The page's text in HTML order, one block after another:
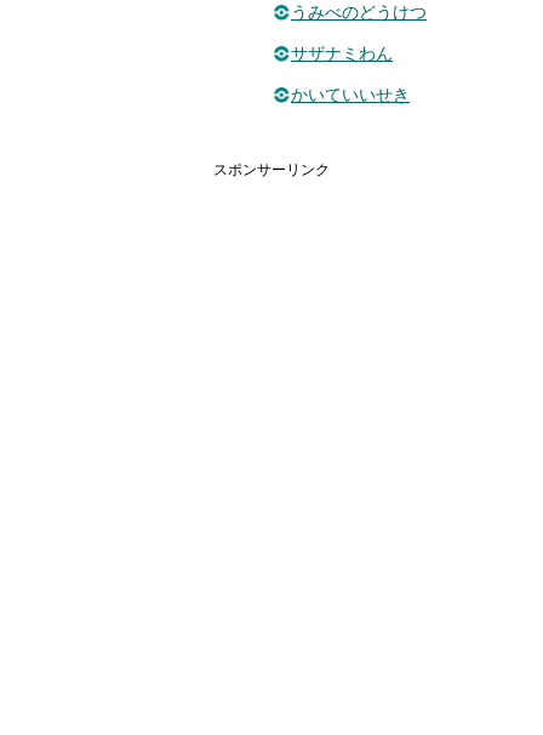
うみべのどうけつ
サザナミわん
かいていいせき
スポンサーリンク